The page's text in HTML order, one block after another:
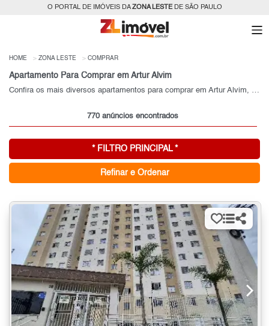
O PORTAL DE IMÓVEIS DAZONA LESTEDE SÃO PAULO
HOME ZONA LESTE COMPRAR
Apartamento Para Comprar em Artur Alvim
770 anúncios encontrados
* FILTRO PRINCIPAL *
Refinar e Ordenar